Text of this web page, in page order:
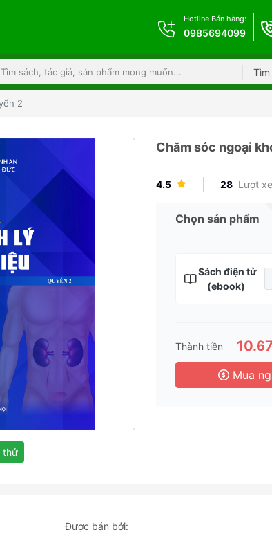
Hotline Bán hàng:
0985694099
Tìm
2
thử
Chăm sóc ngoại
4.5 28 Lượt
Chọn sản phẩm
Sách điện tử
(ebook)
Thành tiền
Mua
Được bán bởi: